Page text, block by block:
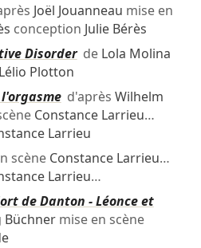
Joël Jouanneau mise en
conception Julie Bérès
Disorderde Lola Molina
Lélio Plotton
d'après Wilhelm
Constance Larrieu…
Larrieu
scène Constance Larrieu…
Larrieu…
de Danton - Léonce et
Büchnermise en scène